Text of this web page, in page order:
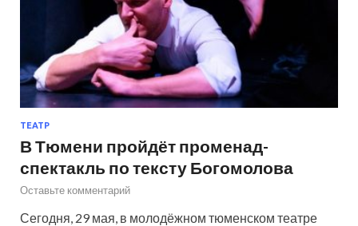
ТЕАТР
В Тюмени пройдёт променад-
спектакль по тексту Богомолова
Оставьте комментарий
Сегодня, 29 мая, в молодёжном тюменском театре